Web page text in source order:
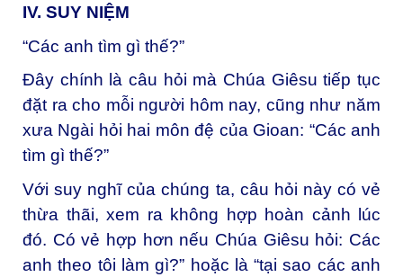
IV. SUY NIỆM
“Các anh tìm gì thế?”
Đây chính là câu hỏi mà Chúa Giêsu tiếp tục
đặt ra cho mỗi người hôm nay, cũng như năm
xưa Ngài hỏi hai môn đệ của Gioan: “Các anh
tìm gì thế?”
Với suy nghĩ của chúng ta, câu hỏi này có vẻ
thừa thãi, xem ra không hợp hoàn cảnh lúc
đó. Có vẻ hợp hơn nếu Chúa Giêsu hỏi: Các
anh theo tôi làm gì?” hoặc là “tại sao các anh